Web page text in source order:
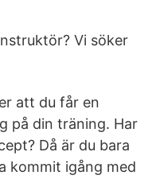
Vi söker
att du får en
på din träning. Har
Då är du bara
kommit igång med